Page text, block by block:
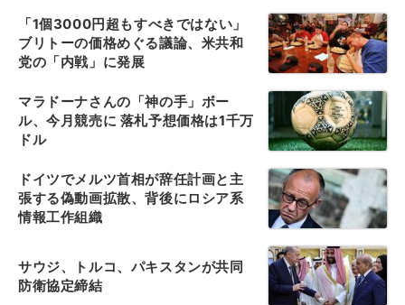
「1個3000円超もすべきではない」
ブリトーの価格めぐる議論、米共和
党の「内戦」に発展
マラドーナさんの「神の手」ボー
ル、今月競売に 落札予想価格は1千万
ドル
ドイツでメルツ首相が辞任計画と主
張する偽動画拡散、背後にロシア系
情報工作組織
サウジ、トルコ、パキスタンが共同
防衛協定締結